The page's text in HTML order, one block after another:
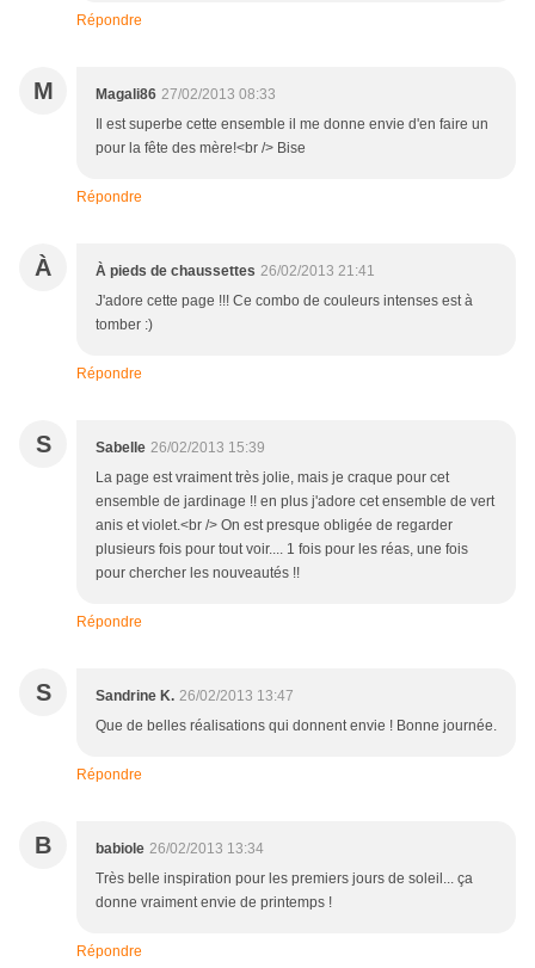
Répondre
M Magali86 27/02/2013 08:33
Il est superbe cette ensemble il me donne envie d'en faire un
pour la fête des mère!<br /> Bise
Répondre
À À pieds de chaussettes 26/02/2013 21:41
J'adore cette page !!! Ce combo de couleurs intenses est à
tomber :)
Répondre
S Sabelle 26/02/2013 15:39
La page est vraiment très jolie, mais je craque pour cet
ensemble de jardinage !! en plus j'adore cet ensemble de vert
anis et violet.<br /> On est presque obligée de regarder
plusieurs fois pour tout voir.... 1 fois pour les réas, une fois
pour chercher les nouveautés !!
Répondre
S Sandrine K. 26/02/2013 13:47
Que de belles réalisations qui donnent envie ! Bonne journée.
Répondre
B babiole 26/02/2013 13:34
Très belle inspiration pour les premiers jours de soleil... ça
donne vraiment envie de printemps !
Répondre